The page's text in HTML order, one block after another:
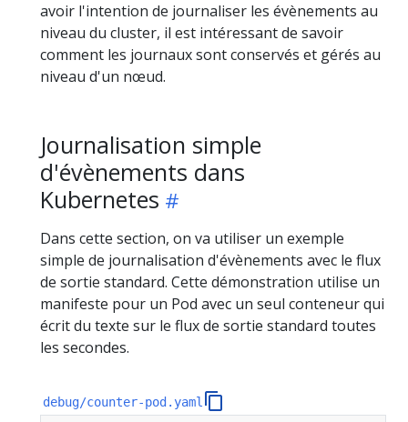
avoir l'intention de journaliser les évènements au
niveau du cluster, il est intéressant de savoir
comment les journaux sont conservés et gérés au
niveau d'un nœud.
Journalisation simple
d'évènements dans
Kubernetes
Dans cette section, on va utiliser un exemple
simple de journalisation d'évènements avec le flux
de sortie standard. Cette démonstration utilise un
manifeste pour un Pod avec un seul conteneur qui
écrit du texte sur le flux de sortie standard toutes
les secondes.
debug/counter-pod.yaml